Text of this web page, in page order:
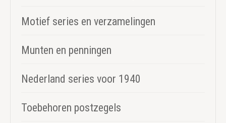
Motief series en verzamelingen
Munten en penningen
Nederland series voor 1940
Toebehoren postzegels